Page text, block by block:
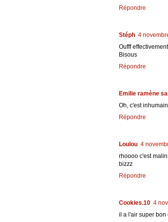
Répondre
Stéph 4
Oufff
Bisous
Répondre
Emilie ramène
Oh, c'est
Répondre
Loulou 4
rhoooo c'est
bizzz
Répondre
Cookies.10 4
il a l'air super bon